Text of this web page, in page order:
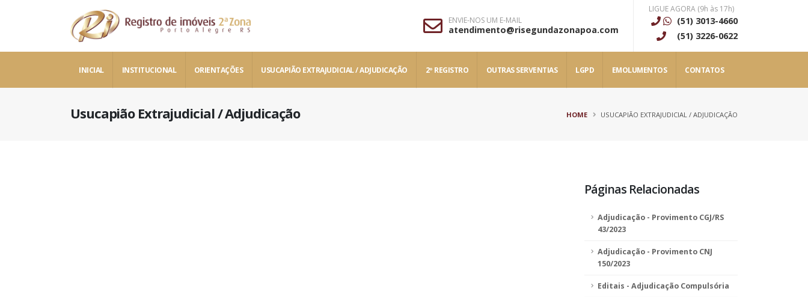
ENVIE-NOS UM E-MAIL
atendimento@risegundazonapoa.com
LIGUE AGORA (9h às 17h)
(51) 3013-4660
(51) 3226-0622
INICIAL INSTITUCIONAL ORIENTAÇÕES USUCAPIÃO EXTRAJUDICIAL / ADJUDICAÇÃO 2º REGISTRO OUTRAS SERVENTIAS LGPD EMOLUMENTOS CONTATOS
Usucapião Extrajudicial / Adjudicação HOME USUCAPIÃO EXTRAJUDICIAL / ADJUDICAÇÃO
Páginas Relacionadas
Adjudicação - Provimento CGJ/RS
43/2023
Adjudicação - Provimento CNJ
150/2023
Editais - Adjudicação Compulsória